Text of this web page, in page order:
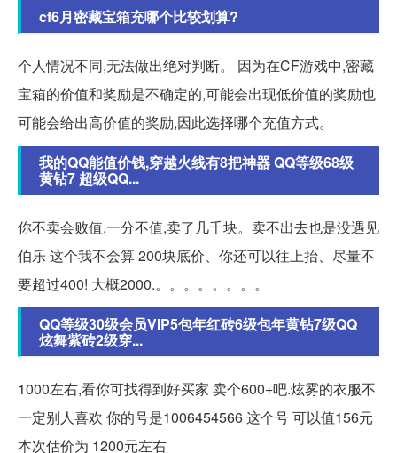
cf6月密藏宝箱充哪个比较划算?
个人情况不同,无法做出绝对判断。 因为在CF游戏中,密藏
宝箱的价值和奖励是不确定的,可能会出现低价值的奖励也
可能会给出高价值的奖励,因此选择哪个充值方式。
我的QQ能值价钱,穿越火线有8把神器 QQ等级68级
黄钻7 超级QQ...
你不卖会败值,一分不值,卖了几千块。卖不出去也是没遇见
伯乐 这个我不会算 200块底价、你还可以往上抬、尽量不
要超过400! 大概2000.。。。。。。。。
QQ等级30级会员VIP5包年红砖6级包年黄钻7级QQ
炫舞紫砖2级穿...
1000左右,看你可找得到好买家 卖个600+吧.炫雾的衣服不
一定别人喜欢 你的号是1006454566 这个号 可以值156元
本次估价为 1200元左右